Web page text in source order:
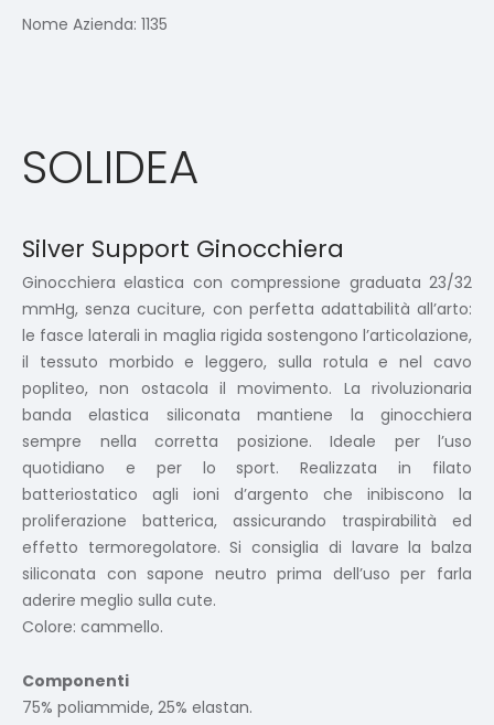
Nome Azienda: 1135
SOLIDEA
Silver Support Ginocchiera
Ginocchiera elastica con compressione graduata 23/32
mmHg, senza cuciture, con perfetta adattabilità all’arto:
le fasce laterali in maglia rigida sostengono l’articolazione,
il tessuto morbido e leggero, sulla rotula e nel cavo
popliteo, non ostacola il movimento. La rivoluzionaria
banda elastica siliconata mantiene la ginocchiera
sempre nella corretta posizione. Ideale per l’uso
quotidiano e per lo sport. Realizzata in filato
batteriostatico agli ioni d’argento che inibiscono la
proliferazione batterica, assicurando traspirabilità ed
effetto termoregolatore. Si consiglia di lavare la balza
siliconata con sapone neutro prima dell’uso per farla
aderire meglio sulla cute.
Colore: cammello.
Componenti
75% poliammide, 25% elastan.